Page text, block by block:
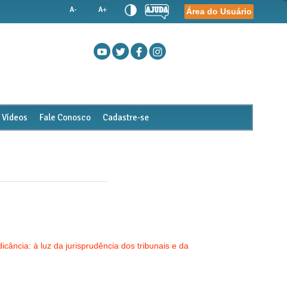
Área do Usuário
Vídeos Fale Conosco Cadastre-se
à luz da jurisprudência dos tribunais e da